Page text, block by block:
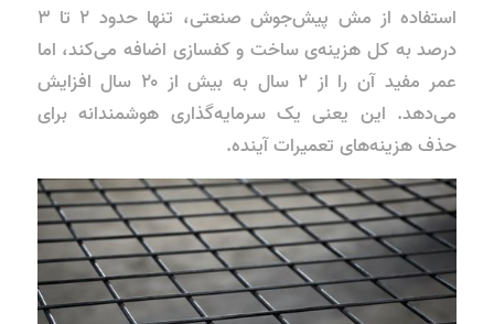
استفاده از مش پیش‌جوش صنعتی، تنها حدود ۲ تا ۳
درصد به کل هزینه‌ی ساخت و کفسازی اضافه می‌کند، اما
عمر مفید آن را از ۲ سال به بیش از ۲۰ سال افزایش
می‌دهد. این یعنی یک سرمایه‌گذاری هوشمندانه برای
حذف هزینه‌های تعمیرات آینده.